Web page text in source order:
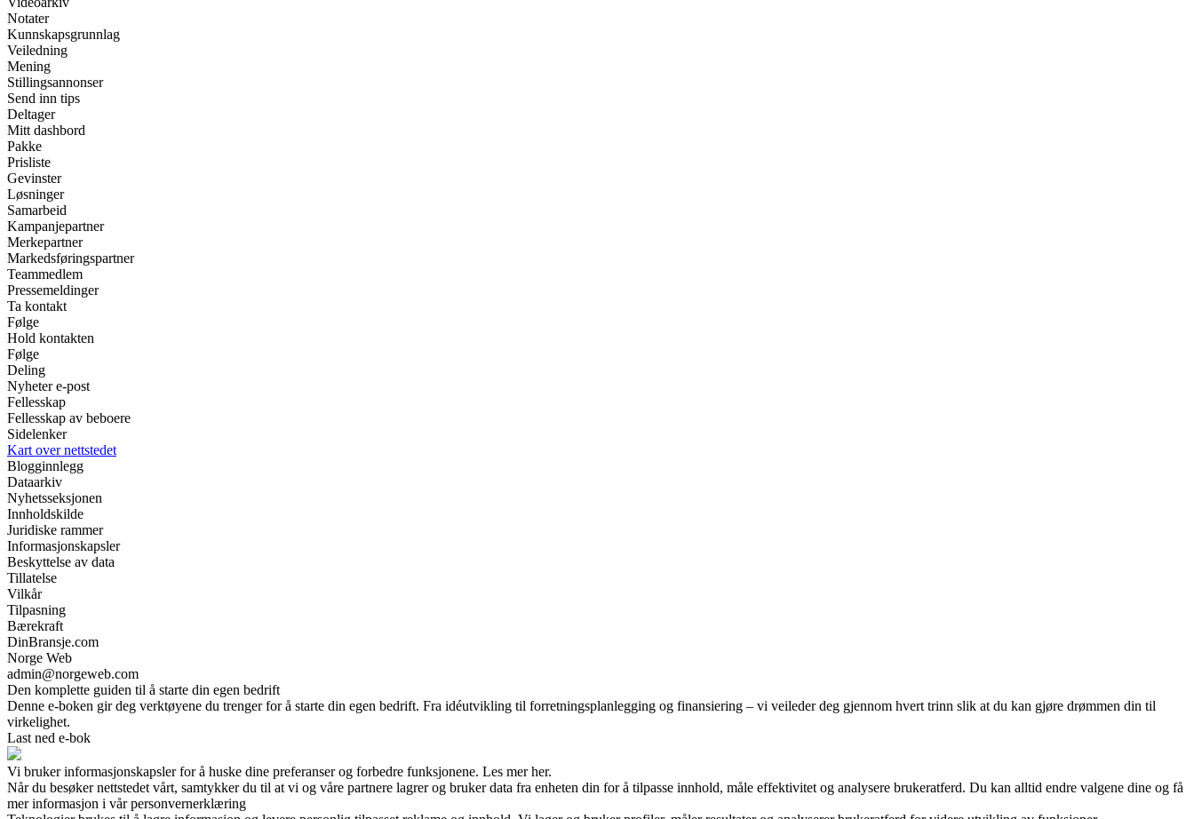
Notater
Kunnskapsgrunnlag
Veiledning
Mening
Stillingsannonser
Send inn tips
Deltager
Mitt dashbord
Pakke
Prisliste
Gevinster
Løsninger
Samarbeid
Kampanjepartner
Merkepartner
Markedsføringspartner
Teammedlem
Pressemeldinger
Ta kontakt
Følge
Hold kontakten
Følge
Deling
Nyheter e-post
Fellesskap
Fellesskap av beboere
Sidelenker
Kart over nettstedet
Blogginnlegg
Dataarkiv
Nyhetsseksjonen
Innholdskilde
Juridiske rammer
Informasjonskapsler
Beskyttelse av data
Tillatelse
Vilkår
Tilpasning
Bærekraft
DinBransje.com
Norge Web
admin@norgeweb.com
Den komplette guiden til å starte din egen bedrift
Denne e-boken gir deg verktøyene du trenger for å starte din egen bedrift. Fra idéutvikling til forretningsplanlegging og finansiering – vi veileder deg gjennom hvert trinn slik at du kan gjøre drømmen din til
virkelighet.
Last ned e-bok
Vi bruker informasjonskapsler for å huske dine preferanser og forbedre funksjonene. Les mer her.
Når du besøker nettstedet vårt, samtykker du til at vi og våre partnere lagrer og bruker data fra enheten din for å tilpasse innhold, måle effektivitet og analysere brukeratferd. Du kan alltid endre valgene dine og få
mer informasjon i vår personvernerklæring